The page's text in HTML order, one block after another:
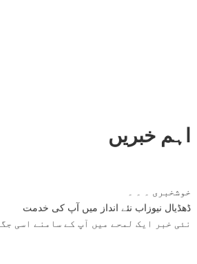
اہم خبریں
ڈھڈیال نیوزاب نئے انداز میں آپ کی خدمت
نئی خبر ایک لمحے میں آپ کے سامنے اسی